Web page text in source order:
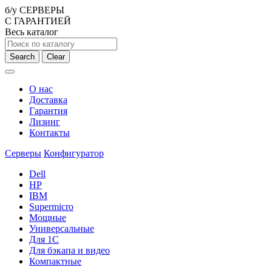
б/у СЕРВЕРЫ
С ГАРАНТИЕЙ
Весь каталог
Search Clear
О нас
Доставка
Гарантия
Лизинг
Контакты
Серверы Конфигуратор
Dell
HP
IBM
Supermicro
Мощные
Универсальные
Для 1С
Для бэкапа и видео
Компактные